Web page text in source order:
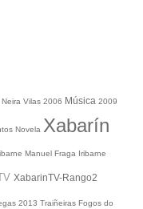
Neira Vilas 2006 Música 2009
Novela Xabarín
Manuel Fraga Iribarne
XabarinTV-Rango2
2013 Traiñeiras Fogos do